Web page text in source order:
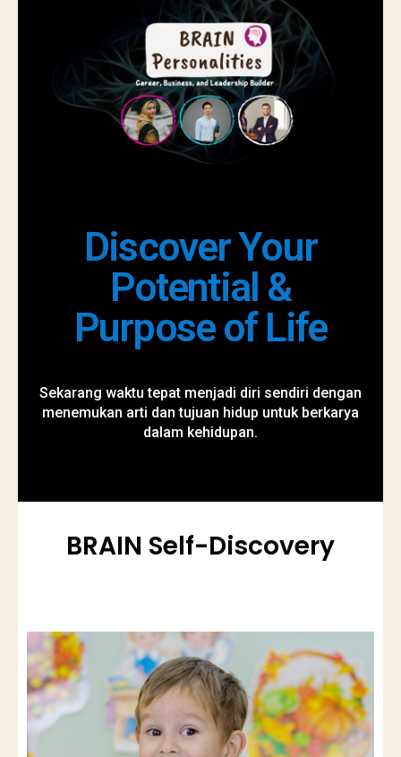
Discover Your
Potential &
Purpose of Life
Sekarang waktu tepat menjadi diri sendiri dengan
menemukan arti dan tujuan hidup untuk berkarya
dalam kehidupan.
BRAIN Self-Discovery